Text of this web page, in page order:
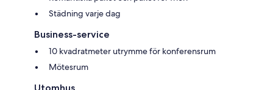
Städning varje dag
Business-service
10 kvadratmeter utrymme för konferensrum
Mötesrum